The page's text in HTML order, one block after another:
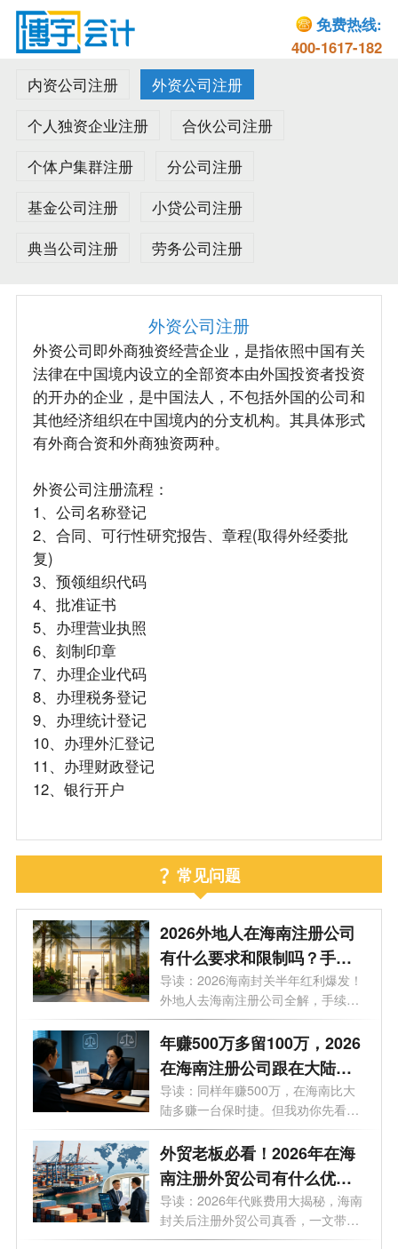
免费热线:
400-1617-182
内资公司注册
外资公司注册
个人独资企业注册
合伙公司注册
个体户集群注册
分公司注册
基金公司注册
小贷公司注册
典当公司注册
劳务公司注册
外资公司注册
外资公司即外商独资经营企业，是指依照中国有关
法律在中国境内设立的全部资本由外国投资者投资
的开办的企业，是中国法人，不包括外国的公司和
其他经济组织在中国境内的分支机构。其具体形式
有外商合资和外商独资两种。
外资公司注册流程：
1、公司名称登记
2、合同、可行性研究报告、章程(取得外经委批
复)
3、预领组织代码
4、批准证书
5、办理营业执照
6、刻制印章
7、办理企业代码
8、办理税务登记
9、办理统计登记
10、办理外汇登记
11、办理财政登记
12、银行开户
常见问题
2026外地人在海南注册公司
有什么要求和限制吗？手
续、门槛、买房上学利弊等9
大问题一次性说透
导读：2026海南封关半年红利爆发！
外地人去海南注册公司全解，手续、
门槛...
年赚500万多留100万，2026
在海南注册公司跟在大陆注
册公司有什么区别？一文看
懂
导读：同样年赚500万，在海南比大
陆多赚一台保时捷。但我劝你先看完
这7个...
外贸老板必看！2026年在海
南注册外贸公司有什么优
势？外贸公司代理记账多少
钱一个月？
导读：2026年代账费用大揭秘，海南
封关后注册外贸公司真香，一文带你
了解...